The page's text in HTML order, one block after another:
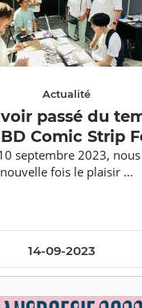
14-09-2023
Actualité
passé du
Comic Strip
septembre 2023,
nouvelle fois le plaisir ...